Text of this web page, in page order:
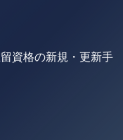
資格の新規・更新手